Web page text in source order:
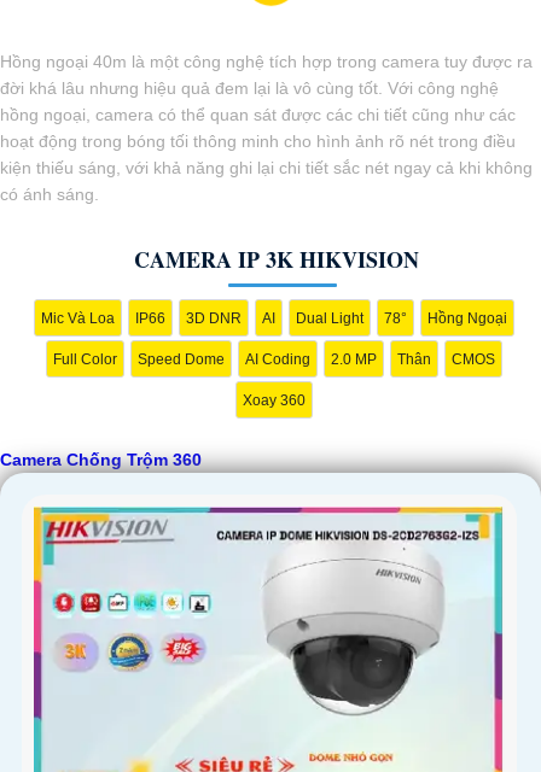
Hồng ngoại 40m là một công nghệ tích hợp trong camera tuy được ra
đời khá lâu nhưng hiệu quả đem lại là vô cùng tốt. Với công nghệ
hồng ngoại, camera có thể quan sát được các chi tiết cũng như các
hoạt động trong bóng tối thông minh cho hình ảnh rõ nét trong điều
kiện thiếu sáng, với khả năng ghi lại chi tiết sắc nét ngay cả khi không
có ánh sáng.
CAMERA IP 3K HIKVISION
Mic Và Loa IP66 3D DNR AI Dual Light 78° Hồng Ngoại
Full Color Speed Dome AI Coding 2.0 MP Thân CMOS
Xoay 360
Camera Chống Trộm 360